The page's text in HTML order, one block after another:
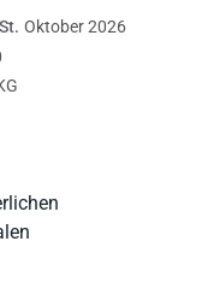
Oktober 2026